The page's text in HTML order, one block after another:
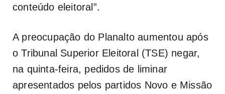
conteúdo eleitoral”.
A preocupação do Planalto aumentou após
o Tribunal Superior Eleitoral (TSE) negar,
na quinta-feira, pedidos de liminar
apresentados pelos partidos Novo e Missão